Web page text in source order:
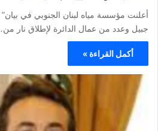
أعلنت مؤسسة مياه لبنان الجنوبي في
جبيل وعدد من عمال الدائرة لإطلاق نار
أكمل القراءة »